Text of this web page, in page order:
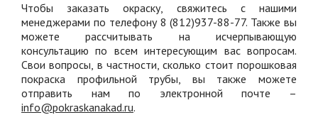
Чтобы заказать окраску, свяжитесь с нашими
менеджерами по телефону 8 (812)937-88-77. Также вы
можете рассчитывать на исчерпывающую
консультацию по всем интересующим вас вопросам.
Свои вопросы, в частности, сколько стоит порошковая
покраска профильной трубы, вы также можете
отправить нам по электронной почте –
info@pokraskanakad.ru.